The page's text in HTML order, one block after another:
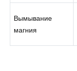
Вымывание
магния